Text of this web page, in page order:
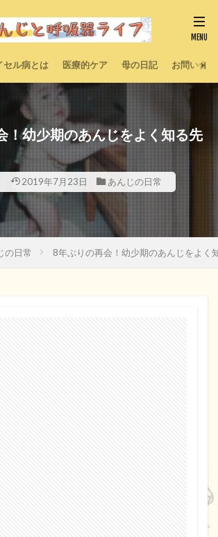
セル病とは 医療的ケア 母の日記 お問い合
！幼少期のあんじをよく知る先
2019年7月23日 あんじの日常
の日常 8年ぶりの再会！幼少期のあんじをよく